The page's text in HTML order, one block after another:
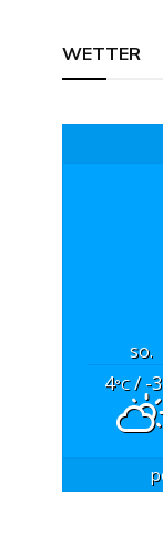
WETTER
so.
4°C/ -3